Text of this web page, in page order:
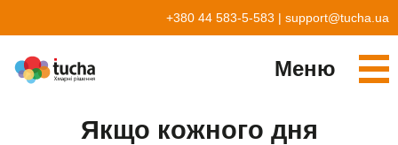
+380 44 583-5-583 | support@tucha.ua
Меню
Якщо кожного дня